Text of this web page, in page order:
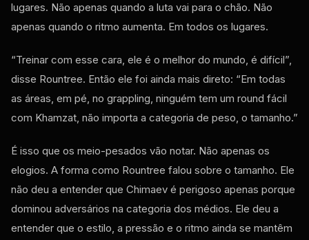
lugares. Não apenas quando a luta vai para o chão. Não
apenas quando o ritmo aumenta. Em todos os lugares.
“Treinar com esse cara, ele é o melhor do mundo, é difícil”,
disse Rountree. Então ele foi ainda mais direto: “Em todas
as áreas, em pé, no grappling, ninguém tem um round fácil
com Khamzat, não importa a categoria de peso, o tamanho.”
É isso que os meio-pesados ​​vão notar. Não apenas os
elogios. A forma como Rountree falou sobre o tamanho. Ele
não deu a entender que Chimaev é perigoso apenas porque
dominou adversários na categoria dos médios. Ele deu a
entender que o estilo, a pressão e o ritmo ainda se mantêm